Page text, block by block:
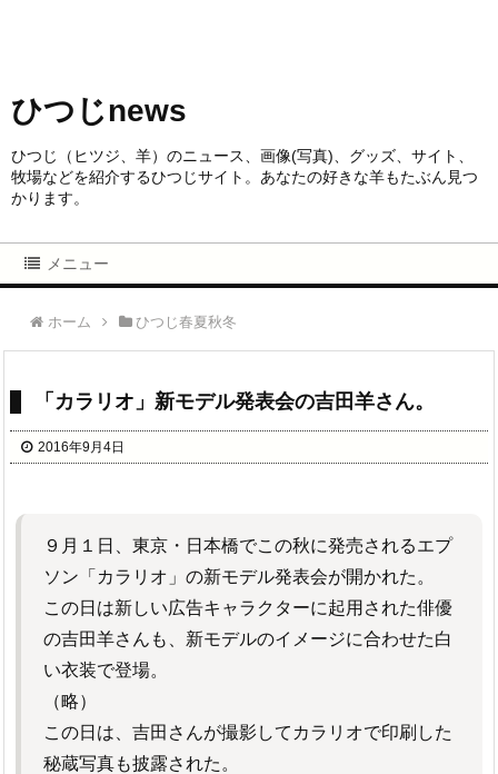
ひつじnews
ひつじ（ヒツジ、羊）のニュース、画像(写真)、グッズ、サイト、
牧場などを紹介するひつじサイト。あなたの好きな羊もたぶん見つ
かります。
メニュー
ホーム ひつじ春夏秋冬
「カラリオ」新モデル発表会の吉田羊さん。
2016年9月4日
９月１日、東京・日本橋でこの秋に発売されるエプ
ソン「カラリオ」の新モデル発表会が開かれた。
この日は新しい広告キャラクターに起用された俳優
の吉田羊さんも、新モデルのイメージに合わせた白
い衣装で登場。
（略）
この日は、吉田さんが撮影してカラリオで印刷した
秘蔵写真も披露された。